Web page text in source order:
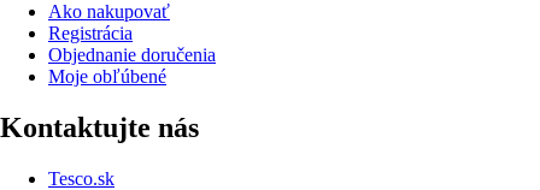
Ako nakupovať
Registrácia
Objednanie doručenia
Moje obľúbené
Kontaktujte nás
Tesco.sk